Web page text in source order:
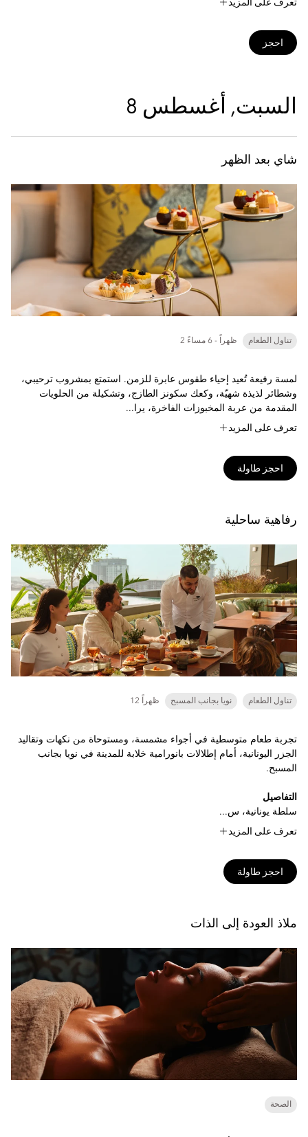
احجز
السبت, أغسطس 8
شاي بعد الظهر
تناول الطعام 2 ظهراً - 6 مساءً
لمسة رفيعة تُعيد إحياء طقوس عابرة للزمن. استمتع بمشروب ترحيبي،
وشطائر لذيذة شهيّة، وكعك سكونز الطازج، وتشكيلة من الحلويات
المقدمة من عربة المخبوزات الفاخرة، يرا...
تعرف على المزيد
احجز طاولة
رفاهية ساحلية
تناول الطعام نويا بجانب المسبح 12 ظهراً
تجربة طعام متوسطية في أجواء مشمسة، ومستوحاة من نكهات وتقاليد
الجزر اليونانية، أمام إطلالات بانورامية خلابة للمدينة في نويا بجانب
المسبح.
التفاصيل
سلطة يونانية، س...
تعرف على المزيد
احجز طاولة
ملاذ العودة إلى الذات
الصحة